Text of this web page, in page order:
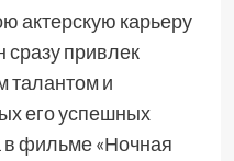
актерскую карьеру
сразу привлек
талантом и
его успешных
в фильме «Ночная